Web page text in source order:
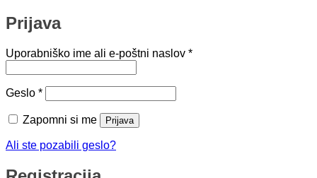
Prijava
Uporabniško ime ali e-poštni naslov *Zahtevano
Geslo *Zahtevano
Zapomni si me Prijava
Ali ste pozabili geslo?